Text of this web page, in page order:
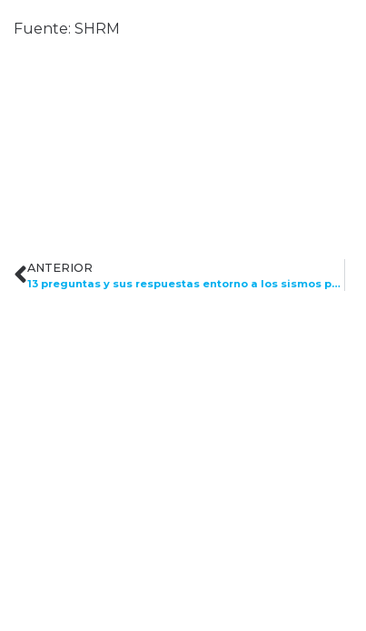
Fuente: SHRM
ANTERIOR
13 preguntas y sus respuestas entorno a los sismos para RH